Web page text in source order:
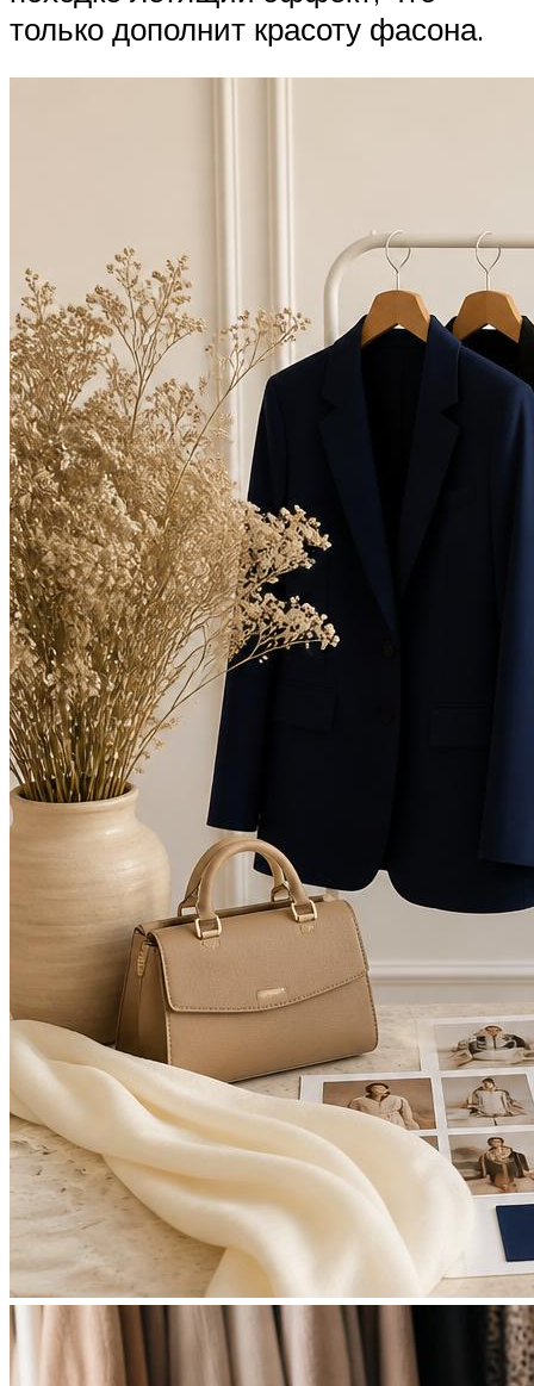
только дополнит красоту фасона.